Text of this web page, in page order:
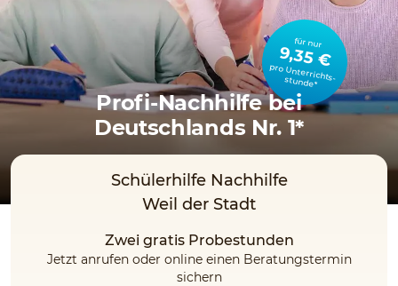
für nur
9,35 €
pro Unterrichts­stunde*
Profi-Nachhilfe bei
Deutschlands Nr. 1*
Schülerhilfe Nachhilfe
Weil der Stadt
Zwei gratis Probestunden
Jetzt anrufen oder online einen Beratungstermin
sichern